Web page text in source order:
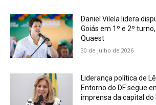
Daniel Vilela lidera
Goiás em 1º e 2º
Quaest
30 de julho de 2026
Liderança política de
Entorno do DF segue
imprensa da capital do